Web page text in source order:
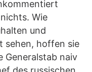
Wie
und
sehen, hoffen sie
Generalstab naiv